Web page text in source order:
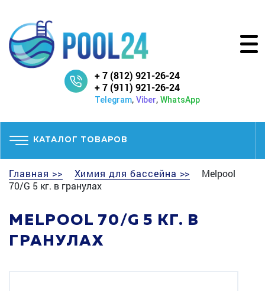
+ 7 (812) 921-26-24
+ 7 (911) 921-26-24
Telegram, Viber, WhatsApp
КАТАЛОГ ТОВАРОВ
Главная >> Химия для бассейна >>
Melpool
70/G 5 кг. в гранулах
MELPOOL 70/G 5 КГ. В
ГРАНУЛАХ